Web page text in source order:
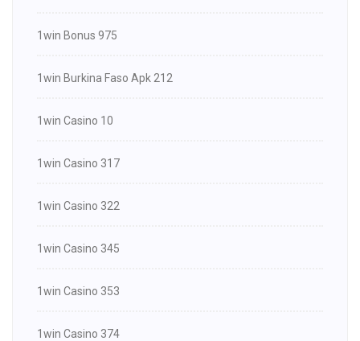
1win Bonus 975
1win Burkina Faso Apk 212
1win Casino 10
1win Casino 317
1win Casino 322
1win Casino 345
1win Casino 353
1win Casino 374